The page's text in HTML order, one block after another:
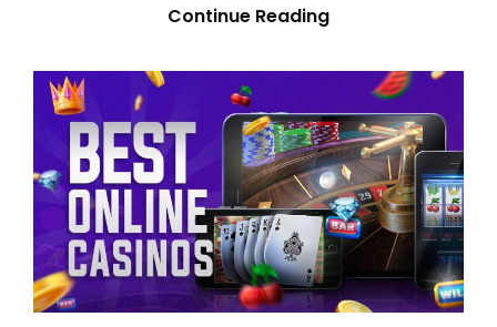
Continue ReadingE
E
N
T
K
A
S
E
T